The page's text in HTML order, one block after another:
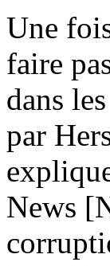
Une
faire
dans
par
News